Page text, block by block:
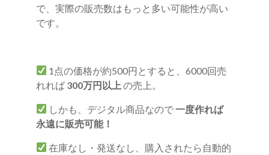
で、実際の販売数はもっと多い可能性が高い
です。
1点の価格が約500円とすると、6000回売
れれば 300万円以上 の売上。
しかも、デジタル商品なので一度作れば
永遠に販売可能！
在庫なし・発送なし、購入されたら自動的